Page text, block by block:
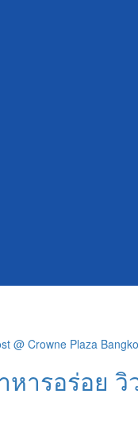
ารอร่อย